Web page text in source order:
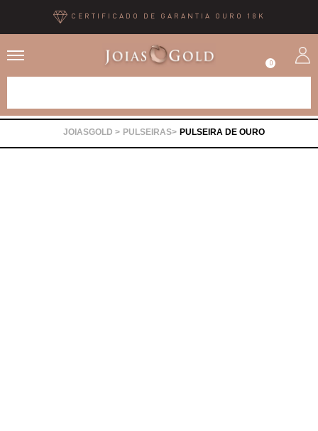
CERTIFICADO DE GARANTIA OURO 18K
0
PULSEIRAS PULSEIRA DE OURO